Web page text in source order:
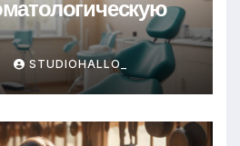
STUDIOHALLO_